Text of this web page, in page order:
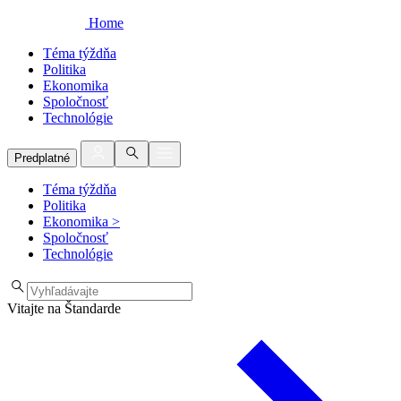
Home
Téma týždňa
Politika
Ekonomika
Spoločnosť
Technológie
Predplatné
Téma týždňa
Politika
Ekonomika >
Spoločnosť
Technológie
Vitajte na Štandarde